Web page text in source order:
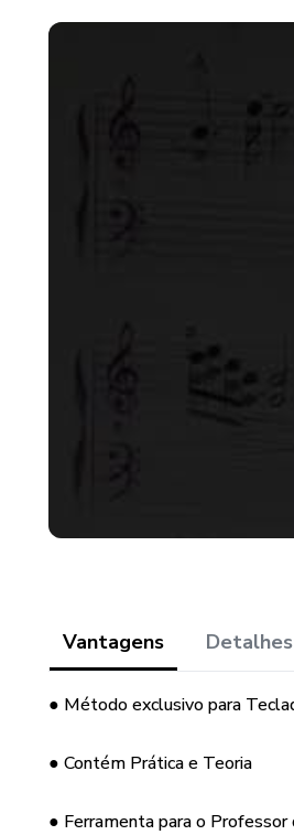
No
A
da
Vantagens Detalhes
● Método exclusivo para
● Contém Prática e Teoria
● Ferramenta para o Professor